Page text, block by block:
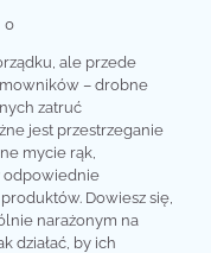
0
ale przede
– drobne
zatruć
jest przestrzeganie
mycie rąk,
odpowiednie
Dowiesz się,
narażonym na
działać, by ich